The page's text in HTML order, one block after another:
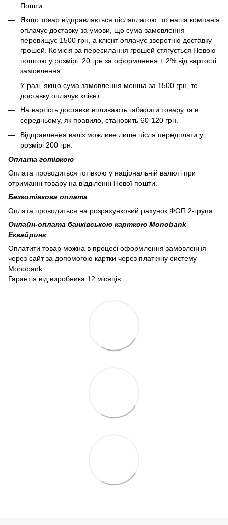
Пошти
Якщо товар відправляється післяплатою, то наша компанія
оплачує доставку за умови, що сума замовлення
перевищує 1500 грн, а клієнт оплачує зворотню доставку
грошей. Комісія за пересилання грошей стягується Новою
поштою у розмірі: 20 грн за оформлення + 2% від вартості
замовлення
У разі, якщо сума замовлення менша за 1500 грн, то
доставку оплачує клієнт.
На вартість доставки впливають габарити товару та в
середньому, як правило, становить 60-120 грн.
Відправлення валіз можливе лише після передплати у
розмірі 200 грн.
Оплата готівкою
Оплата проводиться готівкою у національній валюті при
отриманні товару на відділенні Нової пошти.
Безготівкова оплата
Оплата проводиться на розрахунковий рахунок ФОП 2-група.
Онлайн-оплата банківською карткою Monobank
Еквайринг
Оплатити товар можна в процесі оформлення замовлення
через сайт за допомогою картки через платіжну систему
Monobank.
Гарантія від виробника 12 місяців